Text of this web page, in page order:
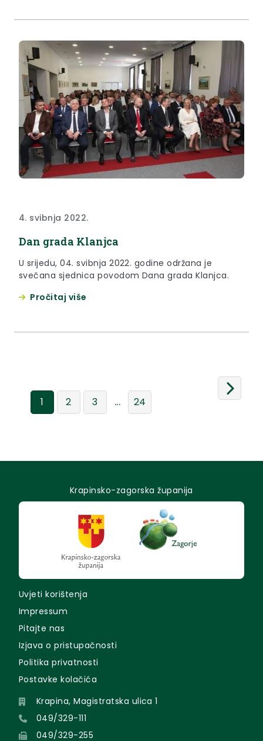
4. svibnja 2022.
Dan grada Klanjca
U srijedu, 04. svibnja 2022. godine održana je
svečana sjednica povodom Dana grada Klanjca.
Pročitaj više
1 2 3 ... 24
Krapinsko-zagorska županija
Uvjeti korištenja
Impressum
Pitajte nas
Izjava o pristupačnosti
Politika privatnosti
Postavke kolačića
Krapina, Magistratska ulica 1
049/329-111
049/329-255